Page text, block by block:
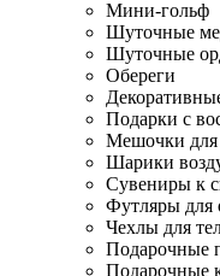
Мини-гольф
Шуточные
Шуточные
Обереги
Подарки с
Мешочки для
Шарики
Сувениры к
Футляры для
Чехлы для
Подарочные
Подарочные